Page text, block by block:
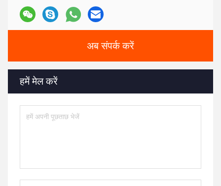
अब संपर्क करें
हमें मेल करें